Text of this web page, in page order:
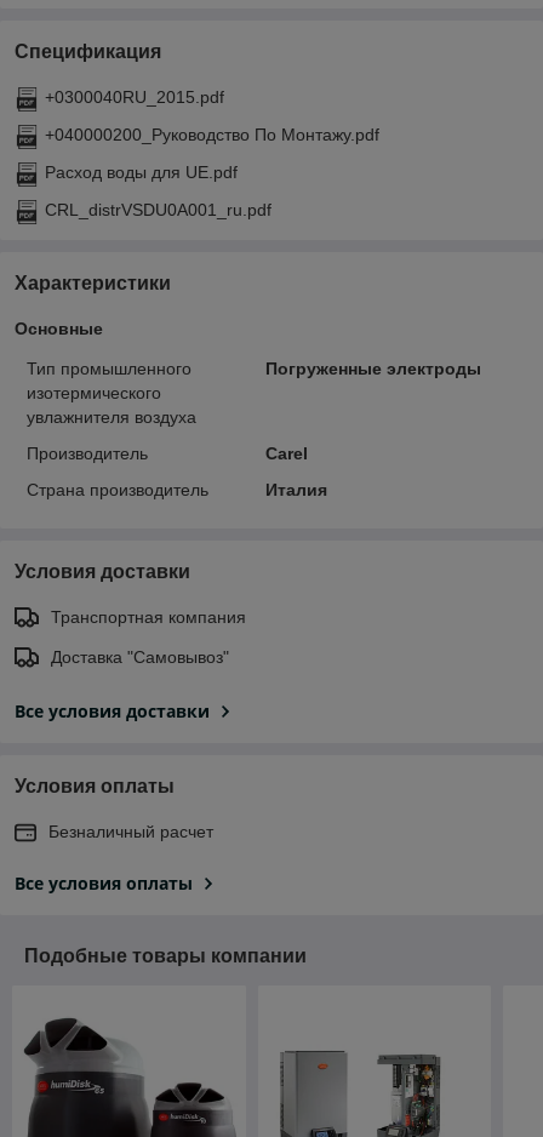
Спецификация
+0300040RU_2015.pdf
+040000200_Руководство По Монтажу.pdf
Расход воды для UE.pdf
CRL_distrVSDU0A001_ru.pdf
Характеристики
Основные
Тип промышленного
изотермического
увлажнителя воздуха
Погруженные электроды
Производитель
Carel
Страна производитель
Италия
Условия доставки
Транспортная компания
Доставка "Самовывоз"
Все условия доставки
Условия оплаты
Безналичный расчет
Все условия оплаты
Подобные товары компании